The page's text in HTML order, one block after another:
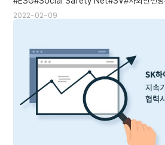
2022-02-09